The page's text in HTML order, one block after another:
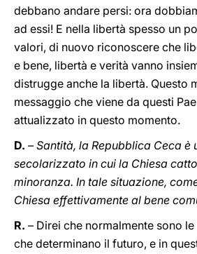
debbano andare persi: ora
ad essi! E nella libertà spesso un
valori, di nuovo riconoscere che
e bene, libertà e verità vanno
distrugge anche la libertà. Questo
messaggio che viene da questi
attualizzato in questo momento.
D. – Santità, la Repubblica Ceca è
secolarizzato in cui la Chiesa
minoranza. In tale situazione,
Chiesa effettivamente al bene
R. – Direi che normalmente sono
che determinano il futuro, e in